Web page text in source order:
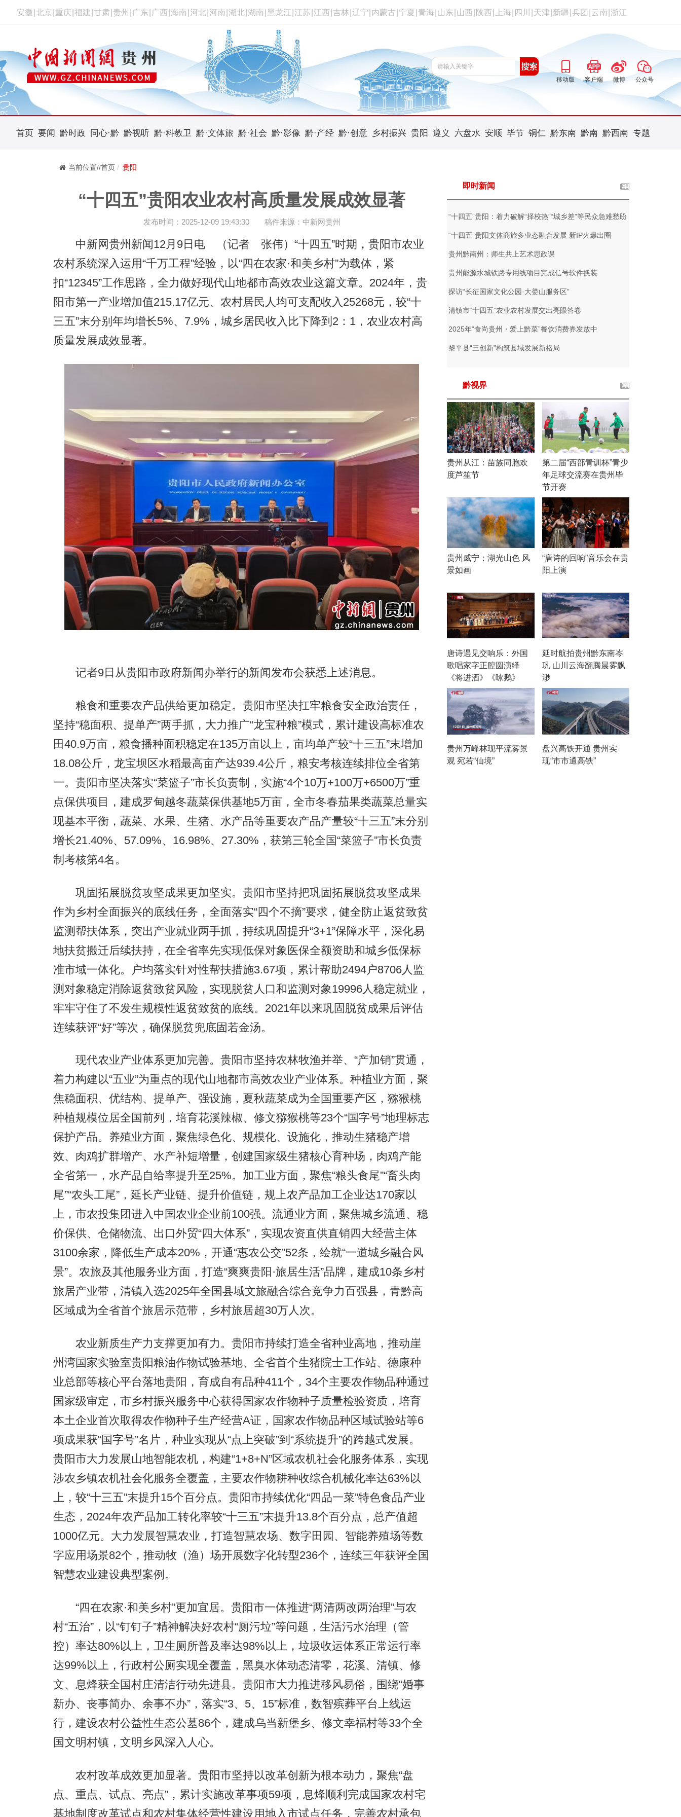
安徽 北京 重庆 福建 甘肃 贵州 广东 广西 海南 河北 河南 湖北 湖南 黑龙江 江苏 江西 吉林 辽宁 内蒙古 宁夏 青海 山东 山西 陕西 上海 四川 天津 新疆 兵团 云南 浙江
移动版 客户端 微博 公众号
首页 要闻 黔时政 同心·黔 黔视听 黔·科教卫 黔·文体旅 黔·社会 黔·影像 黔·产经 黔·创意 乡村振兴 贵阳 遵义 六盘水 安顺 毕节 铜仁 黔东南 黔南 黔西南 专题
当前位置//首页 贵阳
“十四五”贵阳农业农村高质量发展成效显著
发布时间：2025-12-09 19:43:30 稿件来源：中新网贵州
中新网贵州新闻12月9日电 （记者 张伟）“十四五”时期，贵阳市农业
农村系统深入运用“千万工程”经验，以“四在农家·和美乡村”为载体，紧
扣“12345”工作思路，全力做好现代山地都市高效农业这篇文章。2024年，贵
阳市第一产业增加值215.17亿元、农村居民人均可支配收入25268元，较“十
三五”末分别年均增长5%、7.9%，城乡居民收入比下降到2：1，农业农村高
质量发展成效显著。
记者9日从贵阳市政府新闻办举行的新闻发布会获悉上述消息。
粮食和重要农产品供给更加稳定。贵阳市坚决扛牢粮食安全政治责任，
坚持“稳面积、提单产”两手抓，大力推广“龙宝种粮”模式，累计建设高标准农
田40.9万亩，粮食播种面积稳定在135万亩以上，亩均单产较“十三五”末增加
18.08公斤，龙宝坝区水稻最高亩产达939.4公斤，粮安考核连续排位全省第
一。贵阳市坚决落实“菜篮子”市长负责制，实施“4个10万+100万+6500万”重
点保供项目，建成罗甸越冬蔬菜保供基地5万亩，全市冬春茄果类蔬菜总量实
现基本平衡，蔬菜、水果、生猪、水产品等重要农产品产量较“十三五”末分别
增长21.40%、57.09%、16.98%、27.30%，获第三轮全国“菜篮子”市长负责
制考核第4名。
巩固拓展脱贫攻坚成果更加坚实。贵阳市坚持把巩固拓展脱贫攻坚成果
作为乡村全面振兴的底线任务，全面落实“四个不摘”要求，健全防止返贫致贫
监测帮扶体系，突出产业就业两手抓，持续巩固提升“3+1”保障水平，深化易
地扶贫搬迁后续扶持，在全省率先实现低保对象医保全额资助和城乡低保标
准市域一体化。户均落实针对性帮扶措施3.67项，累计帮助2494户8706人监
测对象稳定消除返贫致贫风险，实现脱贫人口和监测对象19996人稳定就业，
牢牢守住了不发生规模性返贫致贫的底线。2021年以来巩固脱贫成果后评估
连续获评“好”等次，确保脱贫兜底固若金汤。
现代农业产业体系更加完善。贵阳市坚持农林牧渔并举、“产加销”贯通，
着力构建以“五业”为重点的现代山地都市高效农业产业体系。种植业方面，聚
焦稳面积、优结构、提单产、强设施，夏秋蔬菜成为全国重要产区，猕猴桃
种植规模位居全国前列，培育花溪辣椒、修文猕猴桃等23个“国字号”地理标志
保护产品。养殖业方面，聚焦绿色化、规模化、设施化，推动生猪稳产增
效、肉鸡扩群增产、水产补短增量，创建国家级生猪核心育种场，肉鸡产能
全省第一，水产品自给率提升至25%。加工业方面，聚焦“粮头食尾”“畜头肉
尾”“农头工尾”，延长产业链、提升价值链，规上农产品加工企业达170家以
上，市农投集团进入中国农业企业前100强。流通业方面，聚焦城乡流通、稳
价保供、仓储物流、出口外贸“四大体系”，实现农资直供直销四大经营主体
3100余家，降低生产成本20%，开通“惠农公交”52条，绘就“一道城乡融合风
景”。农旅及其他服务业方面，打造“爽爽贵阳·旅居生活”品牌，建成10条乡村
旅居产业带，清镇入选2025年全国县域文旅融合综合竞争力百强县，青黔高
区域成为全省首个旅居示范带，乡村旅居超30万人次。
农业新质生产力支撑更加有力。贵阳市持续打造全省种业高地，推动崖
州湾国家实验室贵阳粮油作物试验基地、全省首个生猪院士工作站、德康种
业总部等核心平台落地贵阳，育成自有品种411个，34个主要农作物品种通过
国家级审定，市乡村振兴服务中心获得国家农作物种子质量检验资质，培育
本土企业首次取得农作物种子生产经营A证，国家农作物品种区域试验站等6
项成果获“国字号”名片，种业实现从“点上突破”到“系统提升”的跨越式发展。
贵阳市大力发展山地智能农机，构建“1+8+N”区域农机社会化服务体系，实现
涉农乡镇农机社会化服务全覆盖，主要农作物耕种收综合机械化率达63%以
上，较“十三五”末提升15个百分点。贵阳市持续优化“四品一菜”特色食品产业
生态，2024年农产品加工转化率较“十三五”末提升13.8个百分点，总产值超
1000亿元。大力发展智慧农业，打造智慧农场、数字田园、智能养殖场等数
字应用场景82个，推动牧（渔）场开展数字化转型236个，连续三年获评全国
智慧农业建设典型案例。
“四在农家·和美乡村”更加宜居。贵阳市一体推进“两清两改两治理”与农
村“五治”，以“钉钉子”精神解决好农村“厕污垃”等问题，生活污水治理（管
控）率达80%以上，卫生厕所普及率达98%以上，垃圾收运体系正常运行率
达99%以上，行政村公厕实现全覆盖，黑臭水体动态清零，花溪、清镇、修
文、息烽获全国村庄清洁行动先进县。贵阳市大力推进移风易俗，围绕“婚事
新办、丧事简办、余事不办”，落实“3、5、15”标准，数智殡葬平台上线运
行，建设农村公益性生态公墓86个，建成乌当新堡乡、修文幸福村等33个全
国文明村镇，文明乡风深入人心。
农村改革成效更加显著。贵阳市坚持以改革创新为根本动力，聚焦“盘
点、重点、试点、亮点”，累计实施改革事项59项，息烽顺利完成国家农村宅
基地制度改革试点和农村集体经营性建设用地入市试点任务，完善农村承包
即时新闻
“十四五”贵阳：着力破解“择校热”“城乡差”等民众急难愁盼
“十四五”贵阳文体商旅多业态融合发展 新IP火爆出圈
贵州黔南州：师生共上艺术思政课
贵州能源水城铁路专用线项目完成信号软件换装
探访“长征国家文化公园·大娄山服务区”
清镇市“十四五”农业农村发展交出亮眼答卷
2025年“食尚贵州・爱上黔菜”餐饮消费券发放中
黎平县“三创新”构筑县域发展新格局
黔视界
贵州从江：苗族同胞欢
度芦笙节
第二届“西部青训杯”青少
年足球交流赛在贵州毕
节开赛
贵州威宁：湖光山色 风
景如画
“唐诗的回响”音乐会在贵
阳上演
唐诗遇见交响乐：外国
歌唱家字正腔圆演绎
《将进酒》《咏鹅》
延时航拍贵州黔东南岑
巩 山川云海翻腾晨雾飘
渺
贵州万峰林现平流雾景
观 宛若“仙境”
盘兴高铁开通 贵州实
现“市市通高铁”